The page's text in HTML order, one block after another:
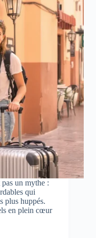
un mythe :
qui
plus huppés.
en plein cœur